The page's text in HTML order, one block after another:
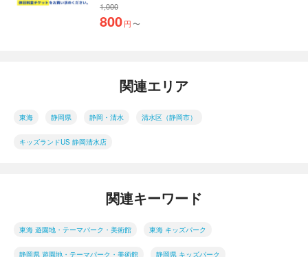
1,000
800円 〜
関連エリア
東海 静岡県 静岡・清水 清水区（静岡市）
キッズランドUS 静岡清水店
関連キーワード
東海 遊園地・テーマパーク・美術館 東海 キッズパーク
静岡県 遊園地・テーマパーク・美術館 静岡県 キッズパーク